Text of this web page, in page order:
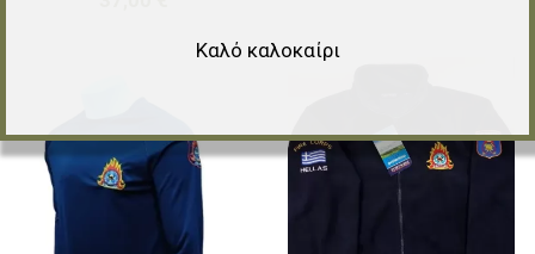
Προσθήκη για σύγκριση
Καλό καλοκαίρι